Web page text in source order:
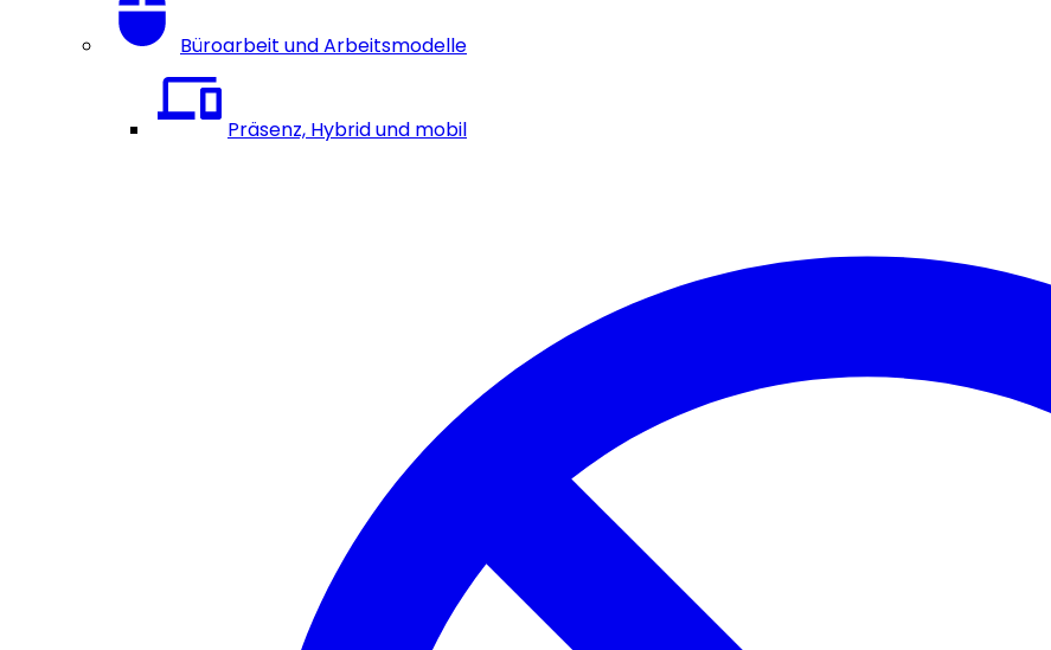
Büroarbeit und Arbeitsmodelle
Präsenz, Hybrid und mobil